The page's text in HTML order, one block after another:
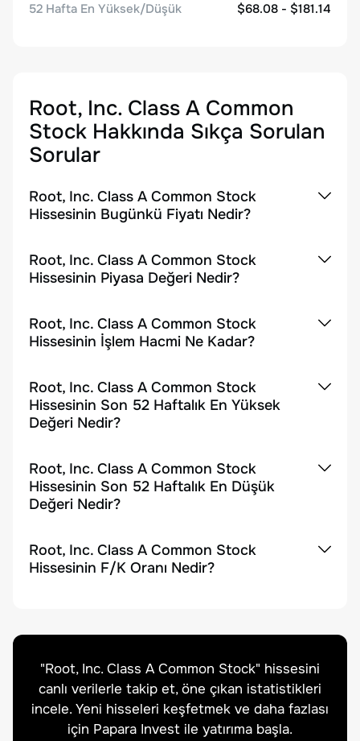
52 Hafta En Yüksek/Düşük
$68.08 - $181.14
Root, Inc. Class A Common
Stock Hakkında Sıkça Sorulan
Sorular
Root, Inc. Class A Common Stock
Hissesinin Bugünkü Fiyatı Nedir?
Root, Inc. Class A Common Stock
Hissesinin Piyasa Değeri Nedir?
Root, Inc. Class A Common Stock
Hissesinin İşlem Hacmi Ne Kadar?
Root, Inc. Class A Common Stock
Hissesinin Son 52 Haftalık En Yüksek
Değeri Nedir?
Root, Inc. Class A Common Stock
Hissesinin Son 52 Haftalık En Düşük
Değeri Nedir?
Root, Inc. Class A Common Stock
Hissesinin F/K Oranı Nedir?
"Root, Inc. Class A Common Stock" hissesini
canlı verilerle takip et, öne çıkan istatistikleri
incele. Yeni hisseleri keşfetmek ve daha fazlası
için Papara Invest ile yatırıma başla.